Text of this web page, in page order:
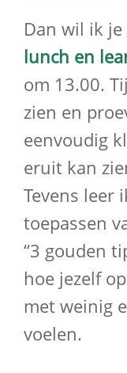
Dan wil ik
lunch en
om 13.00.
zien en
eenvoudig
eruit kan
Tevens leer
toepassen
“3 gouden
hoe jezelf
met weinig
voelen.